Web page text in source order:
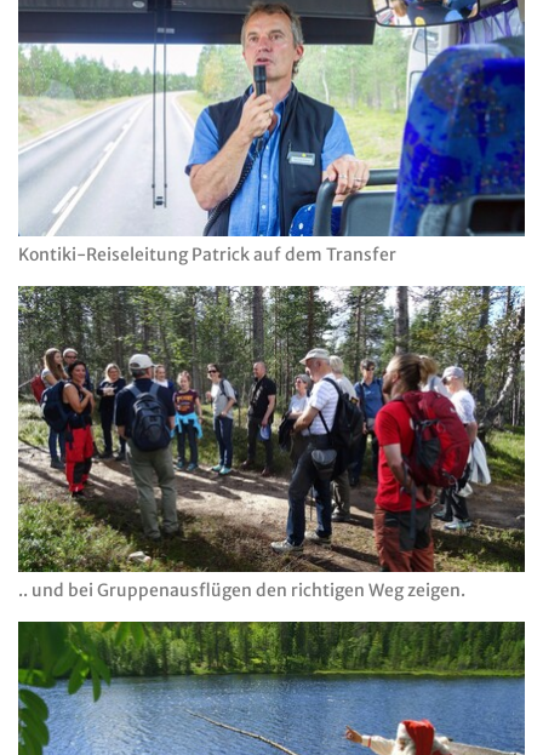
Kontiki-Reiseleitung Patrick auf dem Transfer
.. und bei Gruppenausflügen den richtigen Weg zeigen.